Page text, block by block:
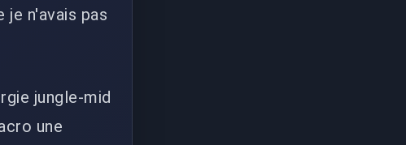
je n'avais pas
jungle-mid
une